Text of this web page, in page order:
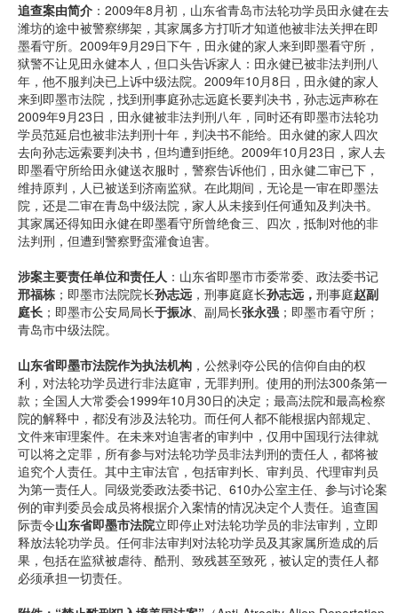
追查案由简介 ：2009年8月初，山东省青岛市法轮功学员田永健在去
潍坊的途中被警察绑架，其家属多方打听才知道他被非法关押在即
墨看守所。2009年9月29日下午，田永健的家人来到即墨看守所，
狱警不让见田永健本人，但口头告诉家人：田永健已被非法判刑八
年，他不服判决已上诉中级法院。2009年10月8日，田永健的家人
来到即墨市法院，找到刑事庭孙志远庭长要判决书，孙志远声称在
2009年9月23日，田永健被非法判刑八年，同时还有即墨市法轮功
学员范延启也被非法判刑十年，判决书不能给。田永健的家人四次
去向孙志远索要判决书，但均遭到拒绝。2009年10月23日，家人去
即墨看守所给田永健送衣服时，警察告诉他们，田永健二审已下，
维持原判，人已被送到济南监狱。在此期间，无论是一审在即墨法
院，还是二审在青岛中级法院，家人从未接到任何通知及判决书。
其家属还得知田永健在即墨看守所曾绝食三、四次，抵制对他的非
法判刑，但遭到警察野蛮灌食迫害。
涉案主要责任单位和责任人 ：山东省即墨市市委常委、政法委书记
邢福栋 ；即墨市法院院长孙志远 ，刑事庭庭长孙志远， 刑事庭赵副
庭长 ；即墨市公安局局长于振冰、副局长张永强 ；即墨市看守所；
青岛市中级法院。
山东省即墨市法院作为执法机构 ，公然剥夺公民的信仰自由的权
利，对法轮功学员进行非法庭审，无罪判刑。使用的刑法300条第一
款；全国人大常委会1999年10月30日的决定；最高法院和最高检察
院的解释中，都没有涉及法轮功。而任何人都不能根据内部规定、
文件来审理案件。在未来对迫害者的审判中，仅用中国现行法律就
可以将之定罪，所有参与对法轮功学员非法判刑的责任人，都将被
追究个人责任。其中主审法官，包括审判长、审判员、代理审判员
为第一责任人。同级党委政法委书记、610办公室主任、参与讨论案
例的审判委员会成员将根据介入案情的情况决定个人责任。追查国
际责令山东省即墨市法院立即停止对法轮功学员的非法审判，立即
释放法轮功学员。任何非法审判对法轮功学员及其家属所造成的后
果，包括在监狱被虐待、酷刑、致残甚至致死，被认定的责任人都
必须承担一切责任。